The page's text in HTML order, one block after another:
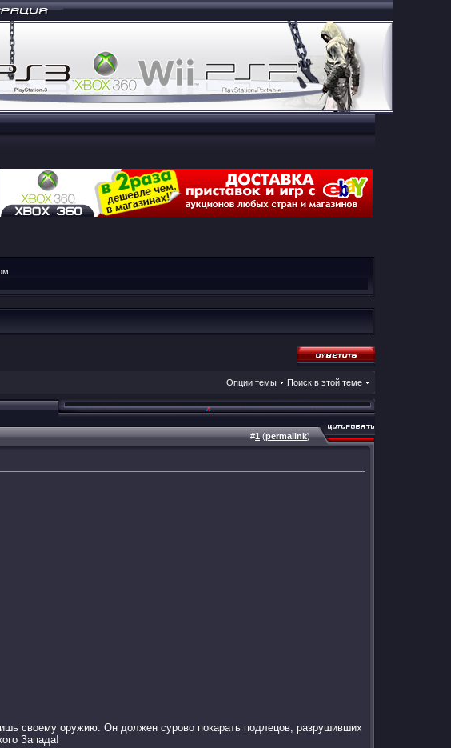
Опции темы Поиск в этой теме
#1(permalink)
своему оружию. Он должен сурово покарать подлецов, разрушивших
Запада!